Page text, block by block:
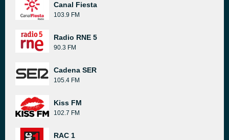
Canal Fiesta
103.9 FM
Radio RNE 5
90.3 FM
Cadena SER
105.4 FM
Kiss FM
102.7 FM
RAC 1